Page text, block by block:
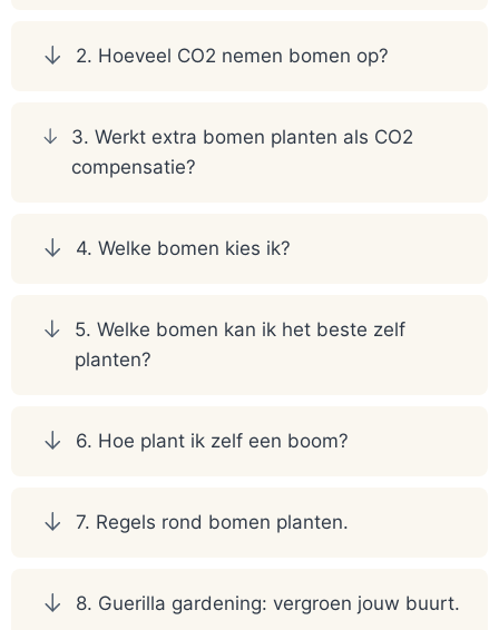
2. Hoeveel CO2 nemen bomen op?
3. Werkt extra bomen planten als CO2
compensatie?
4. Welke bomen kies ik?
5. Welke bomen kan ik het beste zelf
planten?
6. Hoe plant ik zelf een boom?
7. Regels rond bomen planten.
8. Guerilla gardening: vergroen jouw buurt.